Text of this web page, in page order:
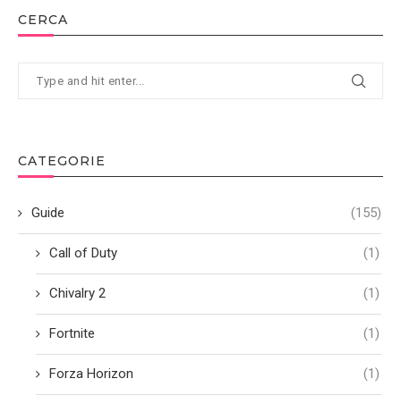
CERCA
CATEGORIE
Guide (155)
Call of Duty (1)
Chivalry 2 (1)
Fortnite (1)
Forza Horizon (1)